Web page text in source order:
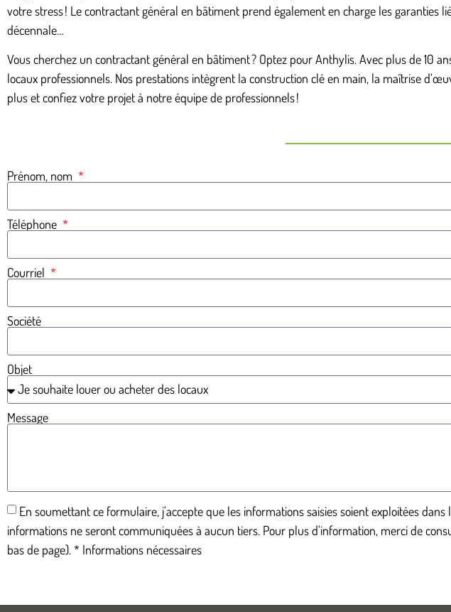
votre stress ! Le contractant général en bâtiment prend également en charge les garanties
décennale…
Vous cherchez un contractant général en bâtiment ? Optez pour Anthylis. Avec plus de 10
locaux professionnels. Nos prestations intègrent la construction clé en main, la maîtrise
plus et confiez votre projet à notre équipe de professionnels !
Prénom, nom
Téléphone
Courriel
Société
Objet
Message
En soumettant ce formulaire, j'accepte que les informations saisies soient exploitées
informations ne seront communiquées à aucun tiers. Pour plus d'information, merci de
bas de page). * Informations nécessaires